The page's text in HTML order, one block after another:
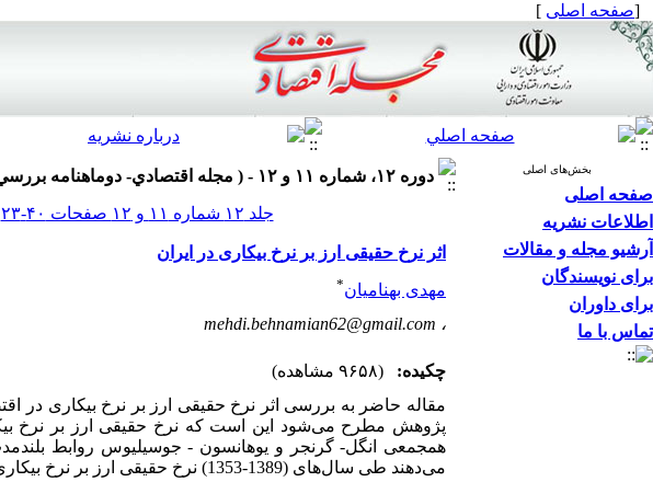
[صفحه اصلی ]
بخش‌های اصلی
صفحه اصلی
اطلاعات نشریه
آرشیو مجله و مقالات
برای نویسندگان
برای داوران
تماس با ما
دوره ۱۲، شماره ۱۱ و ۱۲ - ( مجله اقتصادي- دوماهنامه بررسي مسائل و سياست‌هاي اقتصادي ۱۳۹۱ )
جلد ۱۲ شماره ۱۱ و ۱۲ صفحات ۴۰-۲۳
اثر نرخ حقیقی ارز بر نرخ بیکاری در ایران
مهدی بهنامیان*
، mehdi.behnamian62@gmail.com
چکیده:
(۹۶۵۸ مشاهده)
پژوهش مطرح می‌شود این است که نرخ حقیقی ارز بر نرخ
همجمعی انگل- گرنجر و یوهانسون - جوسیلیوس روابط
می‌دهند طی سال‌های (1389-1353) نرخ حقیقی ارز بر نرخ بیکاری اثر منفی داشته است.